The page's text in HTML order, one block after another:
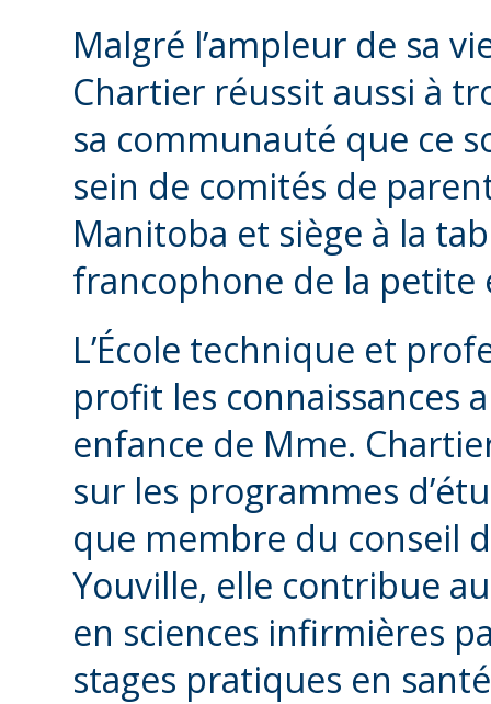
Malgré l’ampleur de sa
Chartier réussit aussi à
sa communauté que ce
sein de comités de
Manitoba et siège à la
francophone de la petite
L’École technique et
profit les connaissances
enfance de Mme.
sur les programmes
que membre du conseil
Youville, elle contribue
en sciences infirmières
stages pratiques en